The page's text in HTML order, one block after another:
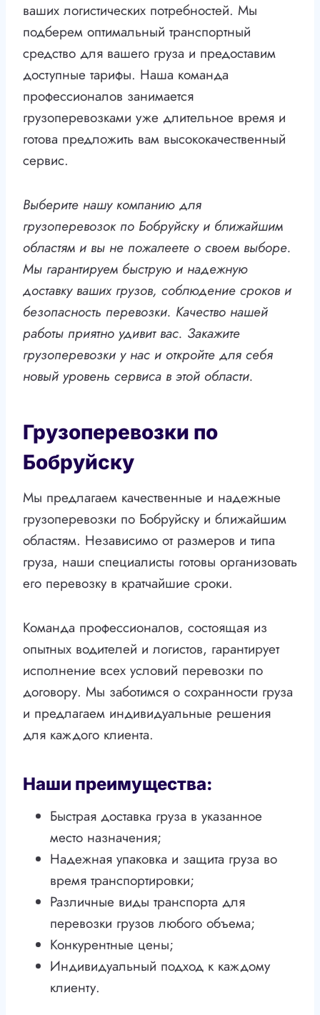
ваших логистических потребностей. Мы
подберем оптимальный транспортный
средство для вашего груза и предоставим
доступные тарифы. Наша команда
профессионалов занимается
грузоперевозками уже длительное время и
готова предложить вам высококачественный
сервис.
Выберите нашу компанию для
грузоперевозок по Бобруйску и ближайшим
областям и вы не пожалеете о своем выборе.
Мы гарантируем быструю и надежную
доставку ваших грузов, соблюдение сроков и
безопасность перевозки. Качество нашей
работы приятно удивит вас. Закажите
грузоперевозки у нас и откройте для себя
новый уровень сервиса в этой области.
Грузоперевозки по
Бобруйску
Мы предлагаем качественные и надежные
грузоперевозки по Бобруйску и ближайшим
областям. Независимо от размеров и типа
груза, наши специалисты готовы организовать
его перевозку в кратчайшие сроки.
Команда профессионалов, состоящая из
опытных водителей и логистов, гарантирует
исполнение всех условий перевозки по
договору. Мы заботимся о сохранности груза
и предлагаем индивидуальные решения
для каждого клиента.
Наши преимущества:
Быстрая доставка груза в указанное
место назначения;
Надежная упаковка и защита груза во
время транспортировки;
Различные виды транспорта для
перевозки грузов любого объема;
Конкурентные цены;
Индивидуальный подход к каждому
клиенту.